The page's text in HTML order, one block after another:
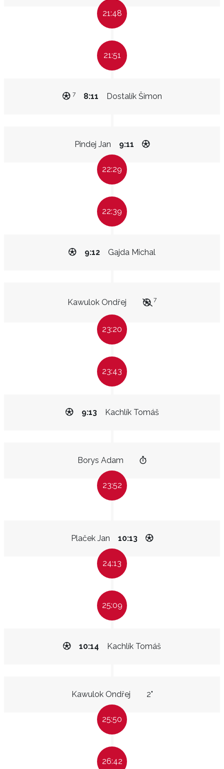
21:48
21:51
Dostalík Šimon
8:11
7
Pindej Jan 9:11
22:29
22:39
Gajda Michal
9:12
Kawulok Ondřej 7
23:20
23:43
Kachlík Tomáš
9:13
Borys Adam
23:52
Plaček Jan 10:13
24:13
25:09
Kachlík Tomáš
10:14
Kawulok Ondřej 2"
25:50
26:42